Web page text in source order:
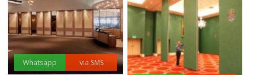
Whatsapp via SMS